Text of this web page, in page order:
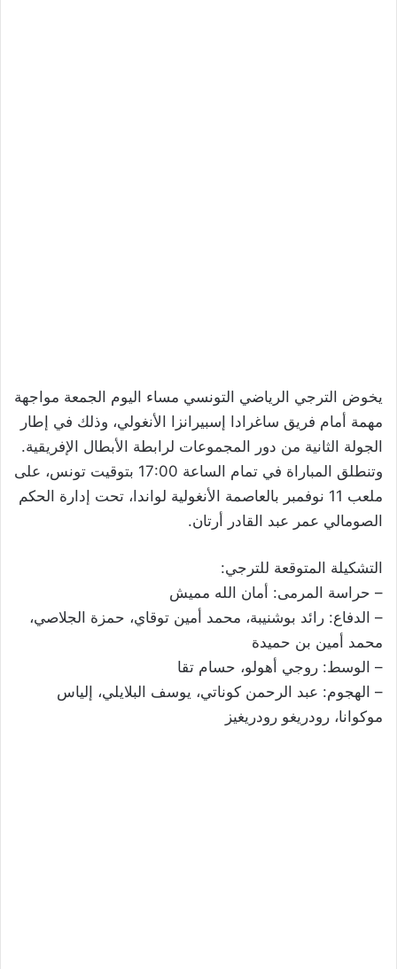
يخوض الترجي الرياضي التونسي مساء اليوم الجمعة مواجهة
مهمة أمام فريق ساغرادا إسبيرانزا الأنغولي، وذلك في إطار
الجولة الثانية من دور المجموعات لرابطة الأبطال الإفريقية.
وتنطلق المباراة في تمام الساعة 17:00 بتوقيت تونس، على
ملعب 11 نوفمبر بالعاصمة الأنغولية لواندا، تحت إدارة الحكم
الصومالي عمر عبد القادر أرتان.
التشكيلة المتوقعة للترجي:
– حراسة المرمى: أمان الله مميش
– الدفاع: رائد بوشنيبة، محمد أمين توقاي، حمزة الجلاصي،
محمد أمين بن حميدة
– الوسط: روجي أهولو، حسام تقا
– الهجوم: عبد الرحمن كوناتي، يوسف البلايلي، إلياس
موكوانا، رودريغو رودريغيز